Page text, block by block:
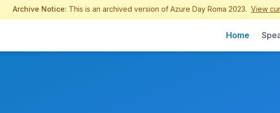
Archive Notice: This is an archived version of Azure Day Roma 2023. View
Home